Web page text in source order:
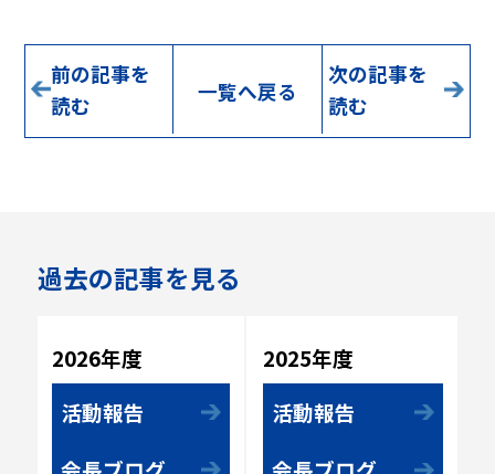
前の記事を
読む
一覧へ戻る
次の記事を
読む
過去の記事を見る
2026年度
活動報告
2025年度
活動報告